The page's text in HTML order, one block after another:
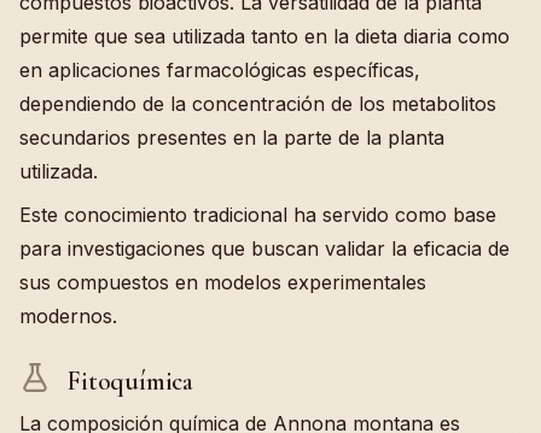
permite que sea utilizada tanto en la dieta diaria como
en aplicaciones farmacológicas específicas,
dependiendo de la concentración de los metabolitos
secundarios presentes en la parte de la planta
utilizada.
Este conocimiento tradicional ha servido como base
para investigaciones que buscan validar la eficacia de
sus compuestos en modelos experimentales
modernos.
Fitoquímica
La composición química de Annona montana es